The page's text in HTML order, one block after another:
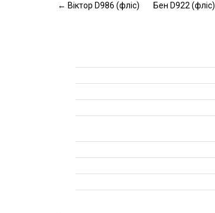
← Віктор D986 (фліс) Бен D922 (фліс)